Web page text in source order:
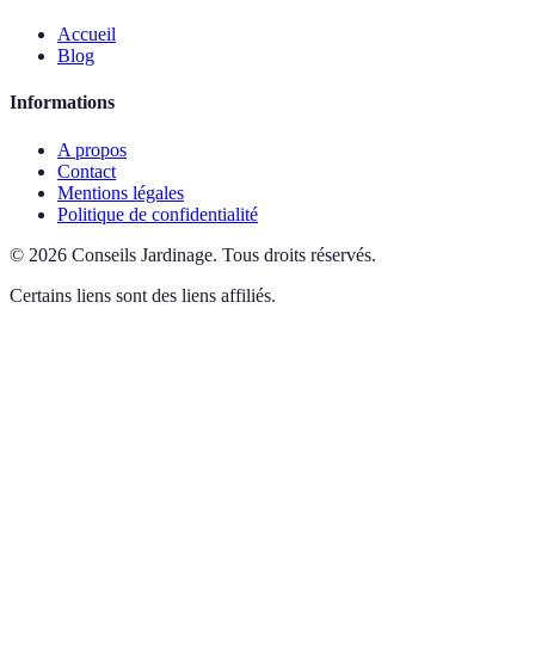
Accueil
Blog
Informations
A propos
Contact
Mentions légales
Politique de confidentialité
© 2026 Conseils Jardinage. Tous droits réservés.
Certains liens sont des liens affiliés.